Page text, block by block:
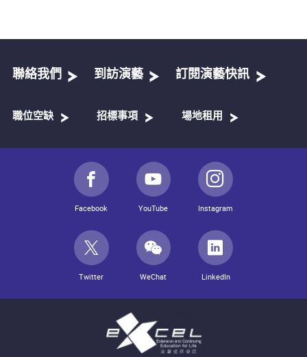
聯絡我們 到訪演藝 訂閱演藝快訊
職位空缺 招標事項 場地租用
Facebook YouTube Instagram
Twitter WeChat LinkedIn